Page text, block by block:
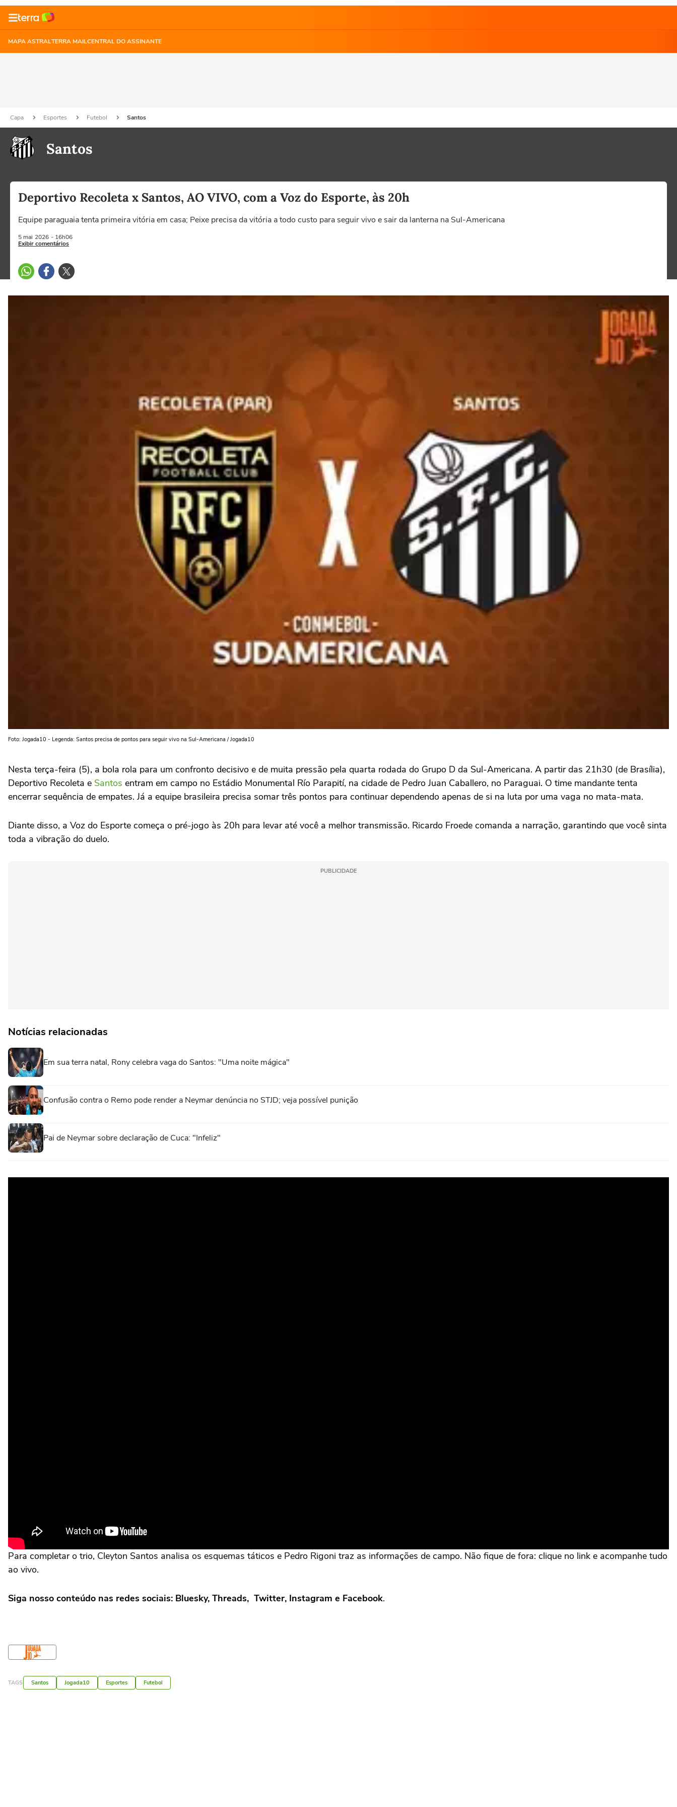
MAPA ASTRALTERRA MAILCENTRAL DO ASSINANTE
Capa Esportes Futebol Santos
Santos
Deportivo Recoleta x Santos, AO VIVO, com a Voz do Esporte, às 20h
Equipe paraguaia tenta primeira vitória em casa; Peixe precisa da vitória a todo custo para seguir vivo e sair da lanterna na Sul-Americana
5 mai 2026 - 16h06
Exibir comentários
Foto: Jogada10 - Legenda: Santos precisa de pontos para seguir vivo na Sul-Americana / Jogada10
Nesta terça-feira (5), a bola rola para um confronto decisivo e de muita pressão pela quarta rodada do Grupo D da Sul-Americana. A partir das 21h30 (de Brasília),
Deportivo Recoleta e Santos entram em campo no Estádio Monumental Río Parapití, na cidade de Pedro Juan Caballero, no Paraguai. O time mandante tenta
encerrar sequência de empates. Já a equipe brasileira precisa somar três pontos para continuar dependendo apenas de si na luta por uma vaga no mata-mata.
Diante disso, a Voz do Esporte começa o pré-jogo às 20h para levar até você a melhor transmissão. Ricardo Froede comanda a narração, garantindo que você sinta
toda a vibração do duelo.
PUBLICIDADE
Notícias relacionadas
Em sua terra natal, Rony celebra vaga do Santos: "Uma noite mágica"
Confusão contra o Remo pode render a Neymar denúncia no STJD; veja possível punição
Pai de Neymar sobre declaração de Cuca: "Infeliz"
Para completar o trio, Cleyton Santos analisa os esquemas táticos e Pedro Rigoni traz as informações de campo. Não fique de fora: clique no link e acompanhe tudo
ao vivo.
Siga nosso conteúdo nas redes sociais: Bluesky, Threads, Twitter, Instagram e Facebook.
TAGS Santos Jogada10 Esportes Futebol